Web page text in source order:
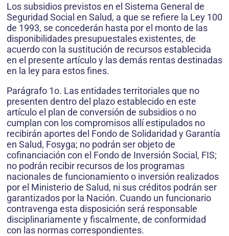
Los subsidios previstos en el Sistema General de
Seguridad Social en Salud, a que se refiere la Ley 100
de 1993, se concederán hasta por el monto de las
disponibilidades presupuestales existentes, de
acuerdo con la sustitución de recursos establecida
en el presente artículo y las demás rentas destinadas
en la ley para estos fines.
Parágrafo 1o. Las entidades territoriales que no
presenten dentro del plazo establecido en este
artículo el plan de conversión de subsidios o no
cumplan con los compromisos allí estipulados no
recibirán aportes del Fondo de Solidaridad y Garantía
en Salud, Fosyga; no podrán ser objeto de
cofinanciación con el Fondo de Inversión Social, FIS;
no podrán recibir recursos de los programas
nacionales de funcionamiento o inversión realizados
por el Ministerio de Salud, ni sus créditos podrán ser
garantizados por la Nación. Cuando un funcionario
contravenga esta disposición será responsable
disciplinariamente y fiscalmente, de conformidad
con las normas correspondientes.